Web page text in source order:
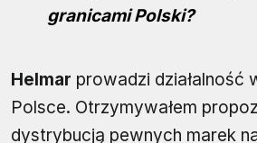
granicami Polski?
Helmar prowadzi działalność
Polsce. Otrzymywałem
dystrybucją pewnych marek